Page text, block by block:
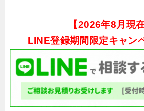
【2026年8月現在
LINE登録期間限定キャン